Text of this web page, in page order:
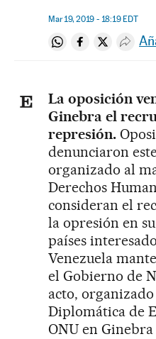
Mar 19, 2019 - 18:19 EDT
Compartir en
Compartir en
La oposición
Ginebra el
represión.
denunciaron
organizado al
Derechos
consideran el
la opresión en
países
Venezuela
el Gobierno de
acto,
Diplomática de
ONU en